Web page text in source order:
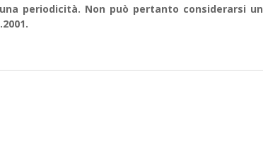
periodicità. Non può pertanto considerarsi un